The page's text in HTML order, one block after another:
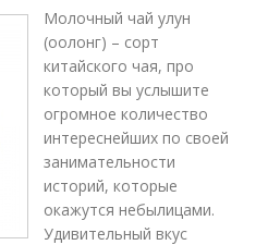
Молочный чай улун
(оолонг) – сорт
китайского чая, про
который вы услышите
огромное количество
интереснейших по своей
занимательности
историй, которые
окажутся небылицами.
Удивительный вкус